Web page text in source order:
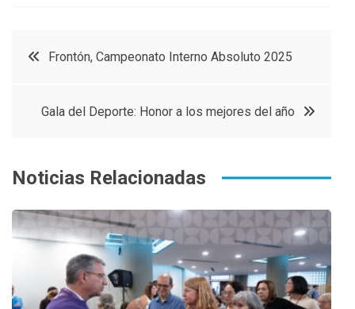
k
t
r
e
e
t
e
in
Navegación
Frontón, Campeonato Interno Absoluto 2025
Gala del Deporte: Honor a los mejores del año
Noticias Relacionadas